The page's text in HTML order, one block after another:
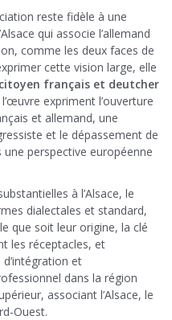
reste fidèle à une
qui associe l’allemand
comme les deux faces de
cette vision large, elle
citoyen français et deutcher
expriment l’ouverture
et allemand, une
et le dépassement de
perspective européenne
à l’Alsace, le
dialectales et standard,
que soit leur origine, la clé
les réceptacles, et
et
dans la région
associant l’Alsace, le
Ouest.